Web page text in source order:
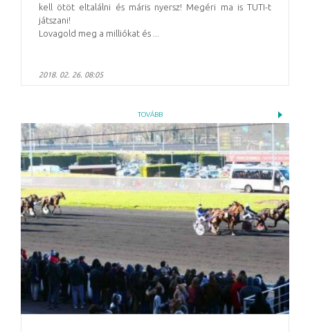
kell ötöt eltalálni és máris nyersz! Megéri ma is TUTI-t
játszani!
Lovagold meg a milliókat és ...
2018. 02. 26. 08:05
TOVÁBB